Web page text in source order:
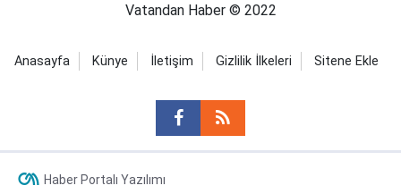
Vatandan Haber © 2022
Anasayfa Künye İletişim Gizlilik İlkeleri Sitene Ekle
Haber Portalı Yazılımı